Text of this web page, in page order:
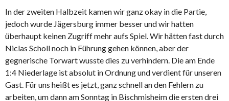
In der zweiten Halbzeit kamen wir ganz okay in die Partie,
jedoch wurde Jägersburg immer besser und wir hatten
überhaupt keinen Zugriff mehr aufs Spiel. Wir hätten fast durch
Niclas Scholl noch in Führung gehen können, aber der
gegnerische Torwart wusste dies zu verhindern. Die am Ende
1:4 Niederlage ist absolut in Ordnung und verdient für unseren
Gast. Für uns heißt es jetzt, ganz schnell an den Fehlern zu
arbeiten, um dann am Sonntag in Bischmisheim die ersten drei